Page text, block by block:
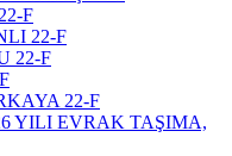
F
22-F
22-F
22-F
YILI EVRAK TAŞIMA,